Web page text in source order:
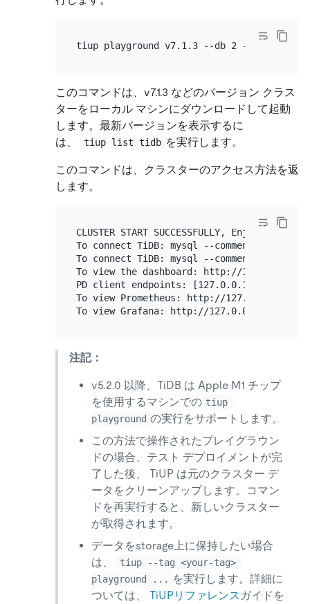
このコマンドは、v7.1.3 などのバージョン クラス
ターをローカル マシンにダウンロードして起動
します。最新バージョンを表示するに
は、
tiup list tidb を実行します。
このコマンドは、クラスターのアクセス方法を返
します。
CLUSTER START SUCCESSFULLY, Enjoy it ^-^
To connect TiDB: mysql --comments --
To connect TiDB: mysql --comments --
To view the dashboard: http://
PD client endpoints: [127.0.0.1:2379
To view Prometheus: http://127.0.0.1:9090
注記：
v5.2.0 以降、TiDB は Apple M1 チップ
を使用するマシンでの tiup
playground の実行をサポートします。
この方法で操作されたプレイグラウン
ドの場合、テスト デプロイメントが完
了した後、 TiUP は元のクラスター デ
ータをクリーンアップします。コマン
ドを再実行すると、新しいクラスター
が取得されます。
データをstorage上に保持したい場合
は、
tiup --tag <your-tag>
playground ...
を実行します。詳細に
ついては、 TiUPリファレンス ガイドを